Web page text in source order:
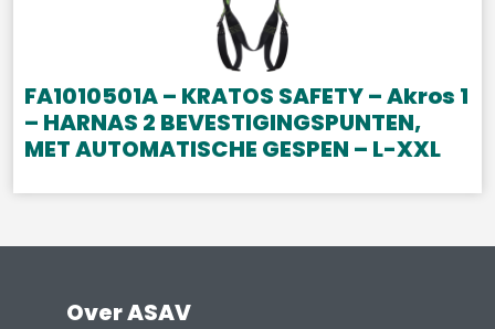
FA1010501A – KRATOS SAFETY – Akros 1
– HARNAS 2 BEVESTIGINGSPUNTEN,
MET AUTOMATISCHE GESPEN – L-XXL
Over ASAV